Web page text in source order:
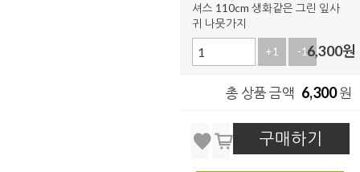
셔스 110cm 생화같은 그린 잎사
귀 나뭇가지
+1 -16,300원
총 상품 금액 6,300원
구매하기